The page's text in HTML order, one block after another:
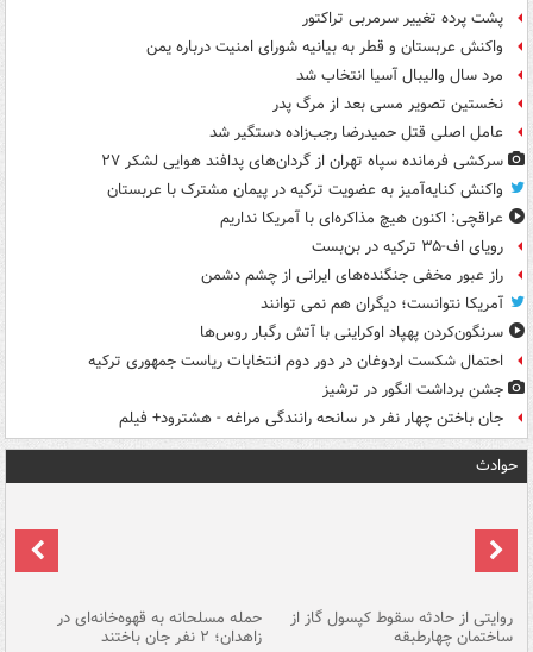
پشت پرده تغییر سرمربی تراکتور
واکنش عربستان و قطر به بیانیه شورای امنیت درباره یمن
مرد سال والیبال آسیا انتخاب شد
نخستین تصویر مسی بعد از مرگ پدر
عامل اصلی قتل حمیدرضا رجب‌زاده دستگیر شد
سرکشی فرمانده سپاه تهران از گردان‌های پدافند هوایی لشکر ۲۷
واکنش کنایه‌آمیز به عضویت ترکیه در پیمان مشترک با عربستان
عراقچی: اکنون هیچ مذاکره‌ای با آمریکا نداریم
رویای اف-۳۵ ترکیه در بن‌بست
راز عبور مخفی جنگنده‌های ایرانی از چشم دشمن
آمریکا نتوانست؛ دیگران هم نمی توانند
سرنگون‌کردن پهپاد اوکراینی با آتش رگبار روس‌ها
احتمال شکست اردوغان در دور دوم انتخابات ریاست جمهوری ترکیه
جشن برداشت انگور در ترشیز
جان باختن چهار نفر در سانحه رانندگی مراغه - هشترود+ فیلم
حوادث
روایتی از حادثه سقوط کپسول گاز از
ساختمان چهارطبقه
حمله مسلحانه به قهوه‌خانه‌ای در
زاهدان؛ ۲ نفر جان باختند